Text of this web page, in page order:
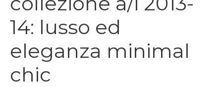
14: lusso ed
eleganza minimal
chic